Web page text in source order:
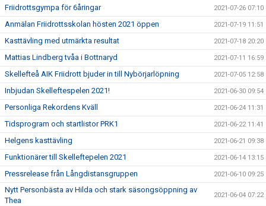
Friidrottsgympa för 6åringar 2021-07-26 07:10
Anmälan Friidrottsskolan hösten 2021 öppen 2021-07-19 11:51
Kasttävling med utmärkta resultat 2021-07-18 20:20
Mattias Lindberg tvåa i Bottnaryd 2021-07-11 16:59
Skellefteå AIK Friidrott bjuder in till Nybörjarlöpning 2021-07-05 12:58
Inbjudan Skelleftespelen 2021! 2021-06-30 09:54
Personliga Rekordens Kväll 2021-06-24 11:31
Tidsprogram och startlistor PRK1 2021-06-22 11:41
Helgens kasttävling 2021-06-21 09:38
Funktionärer till Skelleftepelen 2021 2021-06-14 13:15
Pressrelease från Långdistansgruppen 2021-06-10 09:25
Nytt Personbästa av Hilda och stark säsongsöppning av
Thea
2021-06-04 07:22